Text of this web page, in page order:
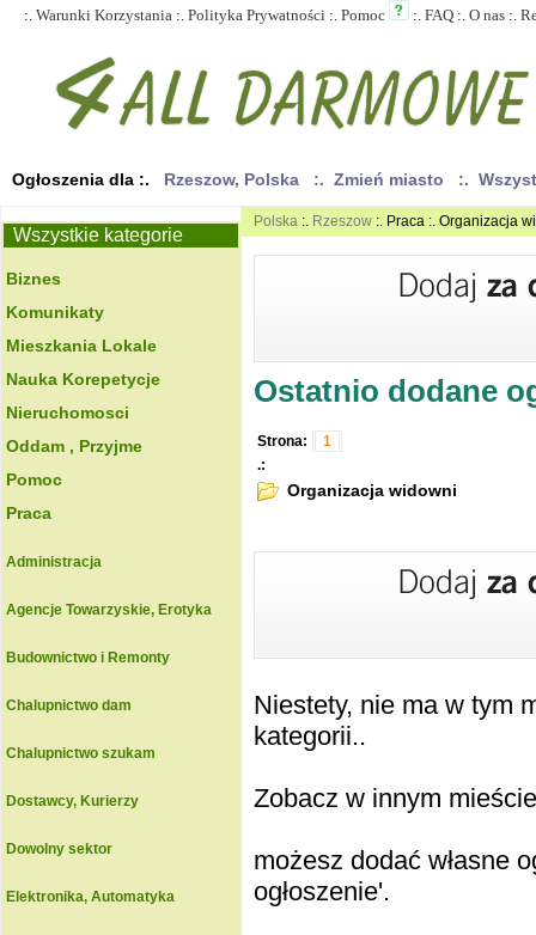
:. Warunki Korzystania :. Polityka Prywatności :. Pomoc :. FAQ :. O nas :.
Ogłoszenia dla :. Rzeszow, Polska :. Zmień miasto :.
Wszystkie kategorie
Biznes
Komunikaty
Mieszkania Lokale
Nauka Korepetycje
Nieruchomosci
Oddam , Przyjme
Pomoc
Praca
Administracja
Agencje Towarzyskie, Erotyka
Budownictwo i Remonty
Chalupnictwo dam
Chalupnictwo szukam
Dostawcy, Kurierzy
Dowolny sektor
Elektronika, Automatyka
Polska :. Rzeszow :. Praca :. Organizacja
Ostatnio dodane
Strona:
1
.:
Organizacja widowni
Niestety, nie ma w tym
kategorii..
Zobacz w innym
możesz dodać własne
ogłoszenie'.